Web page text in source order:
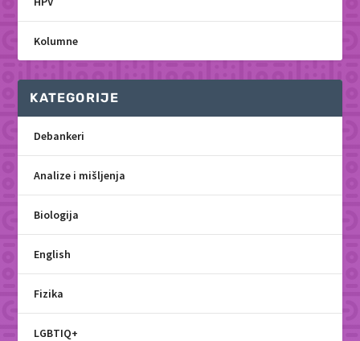
Kolumne
KATEGORIJE
Debankeri
Analize i mišljenja
Biologija
English
Fizika
LGBTIQ+